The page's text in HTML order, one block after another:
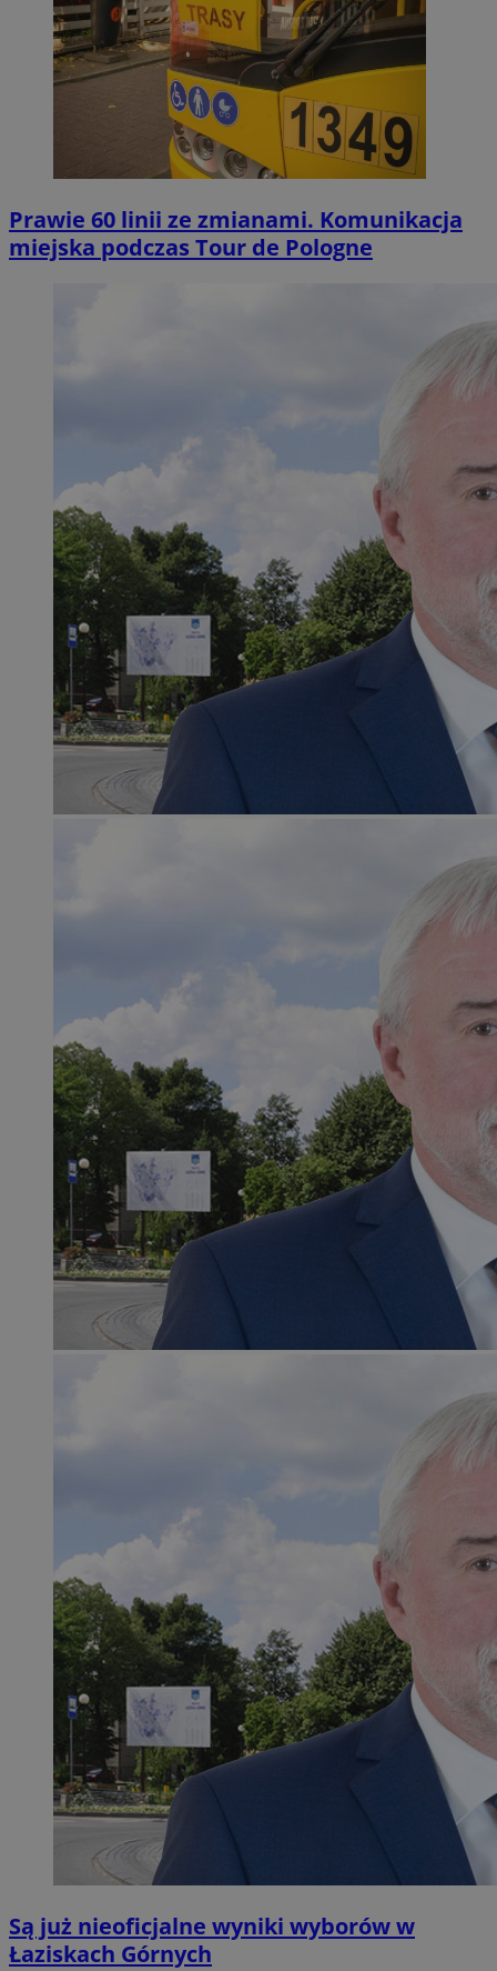
Prawie 60 linii ze zmianami. Komunikacja
miejska podczas Tour de Pologne
Są już nieoficjalne wyniki wyborów w
Łaziskach Górnych